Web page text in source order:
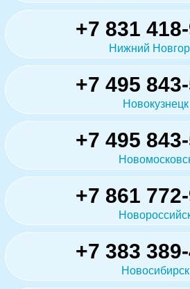
+7 831
Нижний
+7 495
Новокузнецк
+7 495
+7 861
+7 383
Новосибирск